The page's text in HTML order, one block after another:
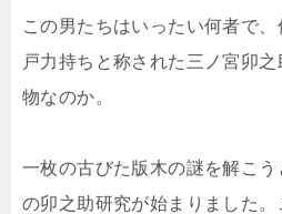
この男たちはいったい何者で
戸力持ちと称された三ノ宮卯
物なのか。
一枚の古びた版木の謎を解こ
の卯之助研究が始まりました